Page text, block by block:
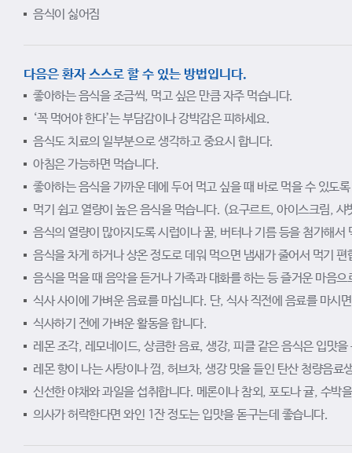
음식이 싫어짐
다음은 환자 스스로 할 수 있는 방법입니다.
좋아하는 음식을 조금씩, 먹고 싶은 만큼 자주 먹습니다.
‘꼭 먹어야 한다’는 부담감이나 강박감은 피하세요.
음식도 치료의 일부분으로 생각하고 중요시 합니다.
아침은 가능하면 먹습니다.
좋아하는 음식을 가까운 데에 두어 먹고 싶을 때 바로 먹을 수 있도
먹기 쉽고 열량이 높은 음식을 먹습니다. (요구르트, 아이스크림,
음식의 열량이 많아지도록 시럽이나 꿀, 버터나 기름 등을 첨가해서
음식을 차게 하거나 상온 정도로 데워 먹으면 냄새가 줄어서 먹기 편
음식을 먹을 때 음악을 듣거나 가족과 대화를 하는 등 즐거운 마음으
식사 사이에 가벼운 음료를 마십니다. 단, 식사 직전에 음료를 마시
식사하기 전에 가벼운 활동을 합니다.
레몬 조각, 레모네이드, 상큼한 음료, 생강, 피클 같은 음식은 입맛
레몬 향이 나는 사탕이나 껌, 허브차, 생강 맛을 들인 탄산 청량음료
신선한 야채와 과일을 섭취합니다. 메론이나 참외, 포도나 귤, 수박
의사가 허락한다면 와인 1잔 정도는 입맛을 돋구는데 좋습니다.